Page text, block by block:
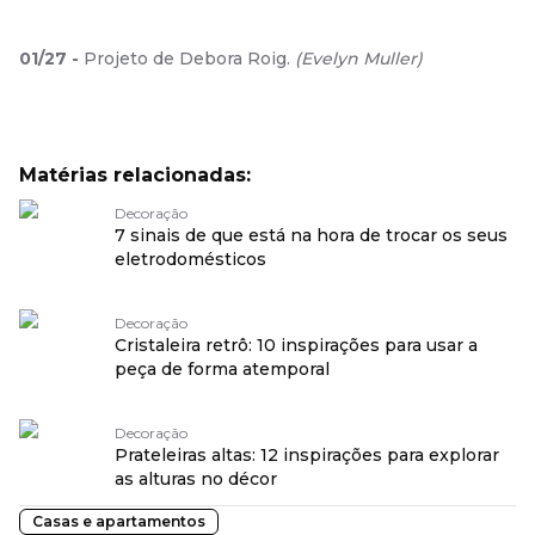
01/27 - Projeto de Debora Roig. (Evelyn Muller)
Matérias relacionadas:
Decoração
7 sinais de que está na hora de trocar os seus
eletrodomésticos
Decoração
Cristaleira retrô: 10 inspirações para usar a
peça de forma atemporal
Decoração
Prateleiras altas: 12 inspirações para explorar
as alturas no décor
Casas e apartamentos